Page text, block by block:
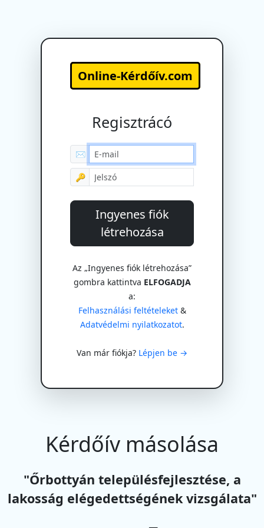
Online-Kérdőív.com
Regisztrácó
✉
🔑
Ingyenes fiók
létrehozása
Az „Ingyenes fiók létrehozása”
gombra kattintva ELFOGADJA
a:
Felhasználási feltételeket&
Adatvédelmi nyilatkozatot.
Van már fiókja? Lépjen be →
Kérdőív másolása
"Őrbottyán településfejlesztése, a
lakosság elégedettségének vizsgálata"